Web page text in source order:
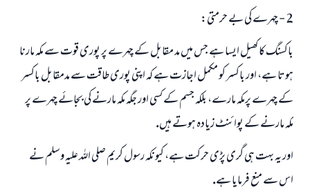
2 - چہرے كى بے حرمتى:
باكسنگ كا كھيل ايسا ہے جس ميں مد مقابل كے چہرے پر پورى قوت سے مكہ مارنا
ہوتا ہے، اور باكسر كو مكمل اجازت ہے كہ اپنى پورى طاقت سے مدمقابل باكسر
كے چہرے پرمكہ مارے، بلكہ جسم كے كسى اور جگہ مكہ مارنے كى بجائے چہرے پر
مكہ مارنے كے پوائنٹ زيادہ ہوتے ہيں.
اور يہ بہت ہى گرى پڑى حركت ہے، كيونكہ رسول كريم صلى اللہ عليہ وسلم نے
اس سے منع فرمايا ہے.